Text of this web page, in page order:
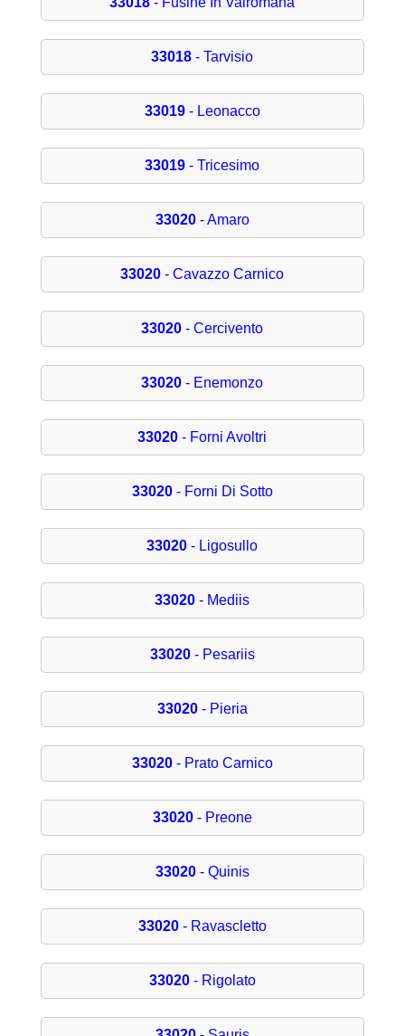
33018 - Tarvisio
33019- Leonacco
33019 - Tricesimo
33020- Amaro
33020 - Cavazzo Carnico
33020 - Cercivento
33020 - Enemonzo
33020 - Forni Avoltri
33020- Forni Di Sotto
33020 - Ligosullo
33020 - Mediis
33020- Pesariis
33020- Pieria
33020- Prato Carnico
33020- Preone
33020- Quinis
33020- Ravascletto
33020- Rigolato